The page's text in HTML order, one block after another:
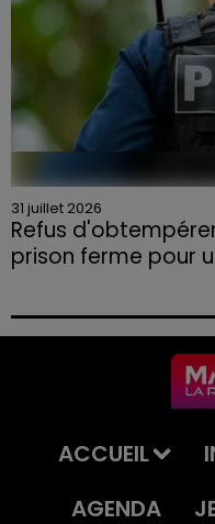
31 juillet 2026
Refus
prison ferme pour
permis et la
ACCUEIL
AGENDA